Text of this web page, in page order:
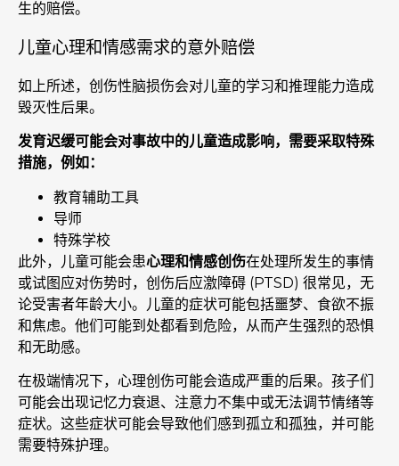
生的赔偿。
儿童心理和情感需求的意外赔偿
如上所述，创伤性脑损伤会对儿童的学习和推理能力造成
毁灭性后果。
发育迟缓可能会对事故中的儿童造成影响，需要采取特殊
措施，例如：
教育辅助工具
导师
特殊学校
此外，儿童可能会患心理和情感创伤在处理所发生的事情
或试图应对伤势时，创伤后应激障碍 (PTSD) 很常见，无
论受害者年龄大小。儿童的症状可能包括噩梦、食欲不振
和焦虑。他们可能到处都看到危险，从而产生强烈的恐惧
和无助感。
在极端情况下，心理创伤可能会造成严重的后果。孩子们
可能会出现记忆力衰退、注意力不集中或无法调节情绪等
症状。这些症状可能会导致他们感到孤立和孤独，并可能
需要特殊护理。